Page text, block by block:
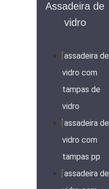
Assadeira de
vidro
assadeira de
vidro com
tampas de
vidro
assadeira de
vidro com
tampas pp
assadeira de